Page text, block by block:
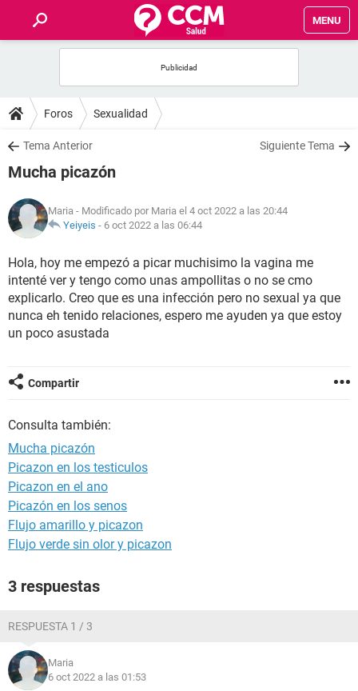
MENU
FOROS
SALUD
NUTRICIÓN
BIENESTAR
SEXUALIDAD
Foros Sexualidad
Tema Anterior Siguiente Tema
Mucha picazón
Maria - Modificado por Maria el 4 oct 2022 a las 20:44
Yeiyeis - 6 oct 2022 a las 06:44
Hola, hoy me empezó a picar muchisimo la vagina me
intenté ver y tengo como unas ampollitas o no se cmo
explicarlo. Creo que es una infección pero no sexual ya que
nunca eh tenido relaciones, espero me ayuden ya que estoy
un poco asustada
Compartir
Consulta también:
Mucha picazón
Picazon en los testiculos
Picazon en el ano
Picazón en los senos
Flujo amarillo y picazon
Flujo verde sin olor y picazon
3 respuestas
RESPUESTA 1 / 3
Maria
6 oct 2022 a las 01:53